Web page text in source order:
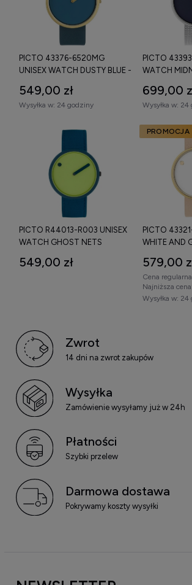
Oryginalny zegarek Picto –
Wybierającoryginalny zegarek Picto ,
na:
system jednowskazówkowy,
rodzaj bransolety (mesh czy pasek
minimalistyczny design tarczy,
poziom wodoszczelności.
Picto oferuje unikalne podejście do
charakterystyczny, skandynawski styl.
Sprawdź dostępnezegarki Picto damskie i
porównaj parametry techniczne i wybierz
dopasowany do swoich oczekiwań.
PICTO 43376-6520MG
UNISEX WATCH DUSTY BLUE -
549,00 zł
Wysyłka w: 24 godziny
PICTO
WATCH
699,00
Wysyłka w: 24
PICTO R44013-R003 UNISEX
WATCH GHOST NETS
549,00 zł
PICTO
WHITE AND
579,00
Cena
Najniższa cena:
Wysyłka w: 24
PROMOCJA
Zwrot
14 dni na zwrot zakupów
Wysyłka
Zamówienie wysyłamy już w 24h
Płatności
Szybki przelew
Darmowa dostawa
Pokrywamy koszty wysyłki